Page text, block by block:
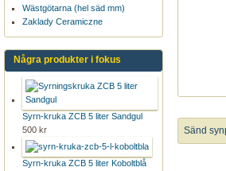
Wästgötarna (hel säd mm)
Zaklady Ceramiczne
Några produkter i fokus
Syrn-kruka ZCB 5 liter Sandgul
500 kr
Syrn-kruka ZCB 5 liter Koboltblå